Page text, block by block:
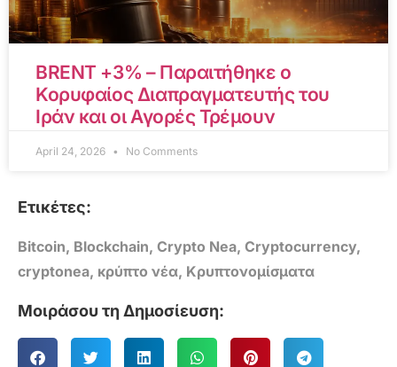
BRENT +3% – Παραιτήθηκε ο
Κορυφαίος Διαπραγματευτής του
Ιράν και οι Αγορές Τρέμουν
April 24, 2026 No Comments
Ετικέτες:
Bitcoin, Blockchain, Crypto Nea, Cryptocurrency,
cryptonea, κρύπτο νέα, Κρυπτονομίσματα
Μοιράσου τη Δημοσίευση: